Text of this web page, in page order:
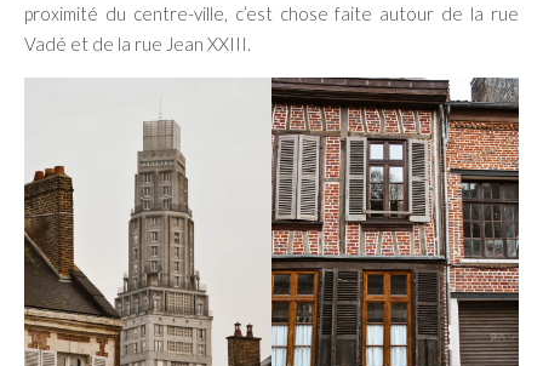
proximité du centre-ville, c’est chose faite autour de la rue
Vadé et de la rue Jean XXIII.